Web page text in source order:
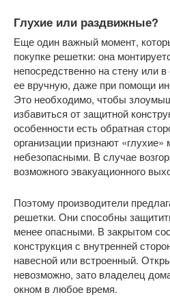
Глухие или раздвижные?
Еще один важный момент,
покупке решетки: она
непосредственно на стену или
ее вручную, даже при помощи
Это необходимо, чтобы
избавиться от защитной
особенности есть обратная
организации признают
небезопасными. В случае
возможного эвакуационного
Поэтому производители
решетки. Они способны
менее опасными. В закрытом
конструкция с внутренней
навесной или встроенный.
невозможно, зато владелец
окном в любое время.